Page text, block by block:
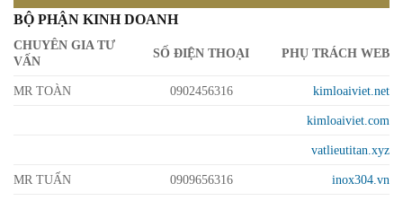
BỘ PHẬN KINH DOANH
CHUYÊN GIA TƯ
VẤN
SỐ ĐIỆN THOẠI PHỤ TRÁCH WEB
MR TOÀN 0902456316 kimloaiviet.net
kimloaiviet.com
vatlieutitan.xyz
MR TUẤN 0909656316 inox304.vn